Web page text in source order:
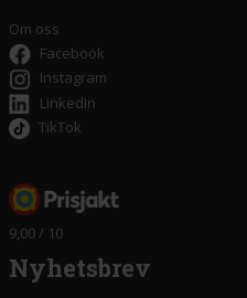
Om oss
Facebook
Instagram
LinkedIn
TikTok
9,00 / 10
Nyhetsbrev